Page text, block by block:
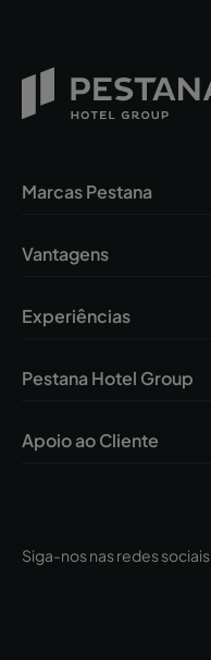
Siga-nos nas redes sociais
Marcas Pestana
Vantagens
Experiências
Pestana Hotel Group
Apoio ao Cliente